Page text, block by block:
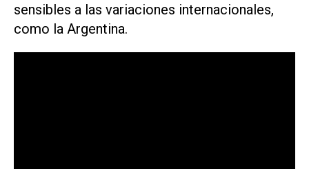
sensibles a las variaciones internacionales,
como la Argentina.